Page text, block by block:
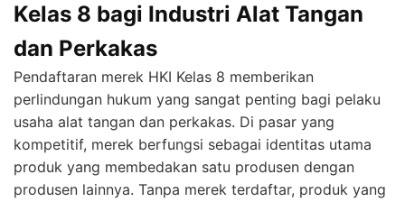
Kelas 8 bagi Industri Alat Tangan
dan Perkakas
Pendaftaran merek HKI Kelas 8 memberikan
perlindungan hukum yang sangat penting bagi pelaku
usaha alat tangan dan perkakas. Di pasar yang
kompetitif, merek berfungsi sebagai identitas utama
produk yang membedakan satu produsen dengan
produsen lainnya. Tanpa merek terdaftar, produk yang